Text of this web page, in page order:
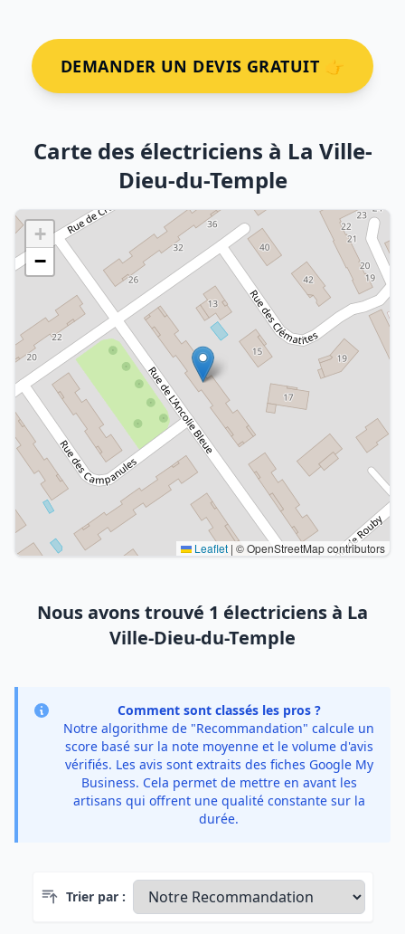
DEMANDER UN DEVIS GRATUIT 👉
Carte des électriciens à La Ville-
Dieu-du-Temple
+
−
Leaflet | © OpenStreetMap contributors
Nous avons trouvé 1 électriciens à La
Ville-Dieu-du-Temple
Comment sont classés les pros ?
Notre algorithme de "Recommandation" calcule un
score basé sur la note moyenne et le volume d'avis
vérifiés. Les avis sont extraits des fiches Google My
Business. Cela permet de mettre en avant les
artisans qui offrent une qualité constante sur la
durée.
Trier par :